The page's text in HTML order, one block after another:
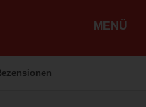
MENÜ